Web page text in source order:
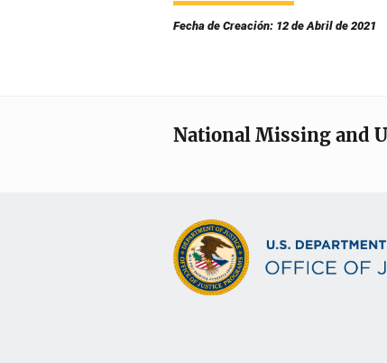
Fecha de Creación: 12 de Abril de 2021
National Missing and